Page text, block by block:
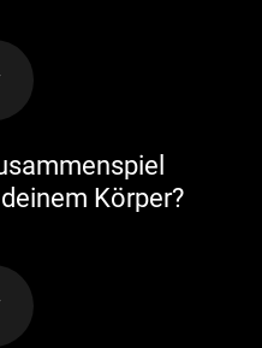
Körper?